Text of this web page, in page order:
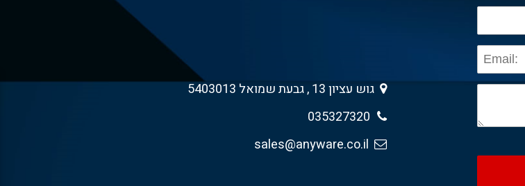
גוש עציון 13 , גבעת שמואל 5403013
035327320